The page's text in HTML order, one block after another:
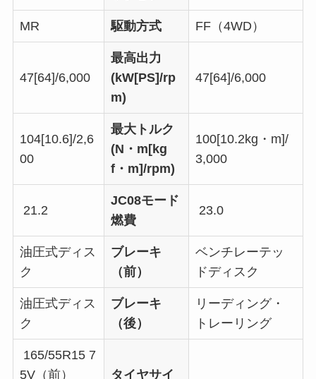
MR 駆動方式 FF（4WD）
47[64]/6,000
最高出力
(kW[PS]/rp
m)
47[64]/6,000
104[10.6]/2,6
00
最大トルク
(N・m[kg
f・m]/rpm)
100[10.2kg・m]/
3,000
21.2
JC08モード
燃費
23.0
油圧式ディス
ク
ブレーキ
（前）
ベンチレーテッ
ドディスク
油圧式ディス
ク
ブレーキ
（後）
リーディング・
トレーリング
165/55R15 7
5V（前）
タイヤサイ